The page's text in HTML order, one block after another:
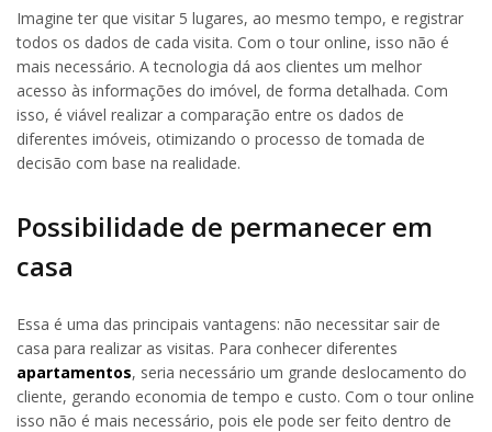
Imagine ter que visitar 5 lugares, ao mesmo tempo, e registrar
todos os dados de cada visita. Com o tour online, isso não é
mais necessário. A tecnologia dá aos clientes um melhor
acesso às informações do imóvel, de forma detalhada. Com
isso, é viável realizar a comparação entre os dados de
diferentes imóveis, otimizando o processo de tomada de
decisão com base na realidade.
Possibilidade de permanecer em
casa
Essa é uma das principais vantagens: não necessitar sair de
casa para realizar as visitas. Para conhecer diferentes
apartamentos, seria necessário um grande deslocamento do
cliente, gerando economia de tempo e custo. Com o tour online
isso não é mais necessário, pois ele pode ser feito dentro de